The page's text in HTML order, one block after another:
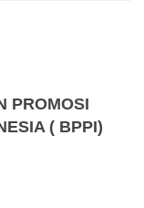
PROMOSI
( BPPI)